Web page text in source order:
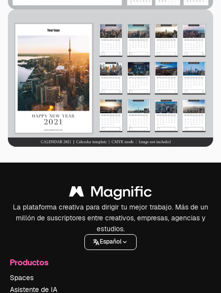
La plataforma creativa para dirigir tu mejor trabajo. Más de un
millón de suscriptores entre creativos, empresas, agencias y
estudios.
Español
Productos
Spaces
Asistente de IA